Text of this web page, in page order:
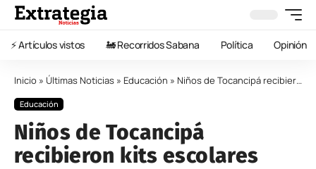
⚡️ Artículos vistos 🚂 Recorridos Sabana Política Opinión
Inicio » Últimas Noticias » Educación » Niños de Tocancipá recibieron kits escolares
Educación
Niños de Tocancipá
recibieron kits escolares